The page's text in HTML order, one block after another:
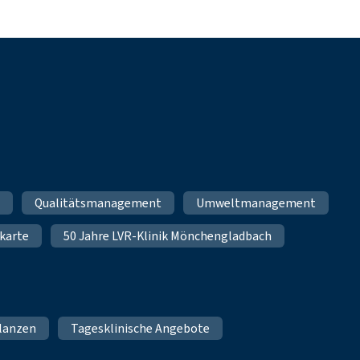
Qualitätsmanagement
Umweltmanagement
50 Jahre LVR-Klinik Mönchengladbach
Tagesklinische Angebote